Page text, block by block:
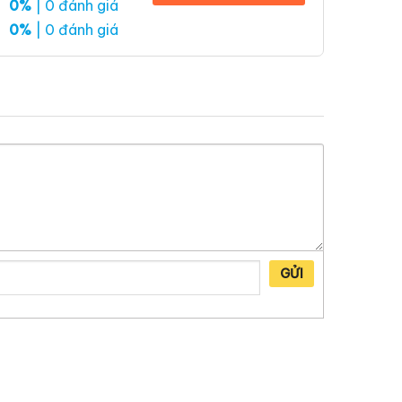
0% | 0 đánh giá
0% | 0 đánh giá
GỬI